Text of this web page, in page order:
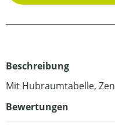
Beschreibung
Mit Hubraumtabelle,
Bewertungen